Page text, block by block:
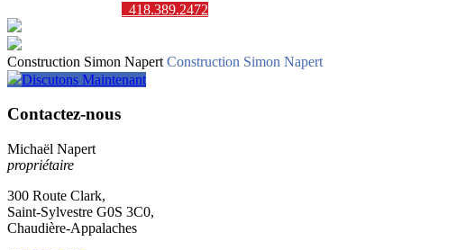
418.389.2472
Construction Simon Napert Construction Simon Napert
Discutons Maintenant
Contactez-nous
Michaël Napert
propriétaire
300 Route Clark,
Saint-Sylvestre G0S 3C0,
Chaudière-Appalaches